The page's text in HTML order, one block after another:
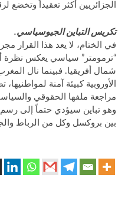
الجزائريين أكثر تعقيداً وتخضع
تكريس التباين الجيوسياسي.
في الختام، لا يعد هذا القرار
“ترمومتر” سياسي يعكس نظرة
شمال أفريقيا. فبينما نال
الأوروبية كبيئة آمنة
مراجعة ملفها الحقوقي
وهو تباين سيؤدي حتماً إلى رسم
بين بروكسل وكل من الرباط